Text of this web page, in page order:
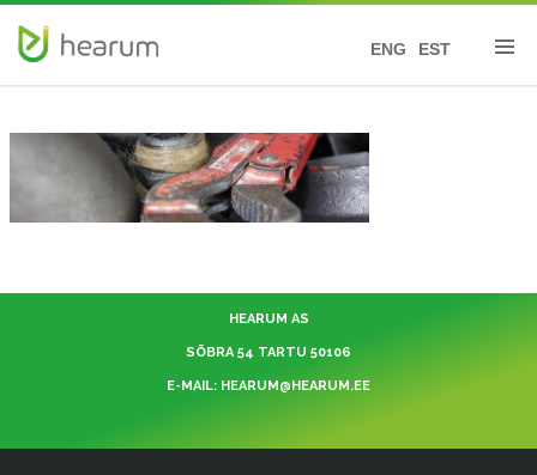
EST
ENG
HEARUM AS
SÕBRA 54 TARTU 50106
E-MAIL: HEARUM@HEARUM.EE